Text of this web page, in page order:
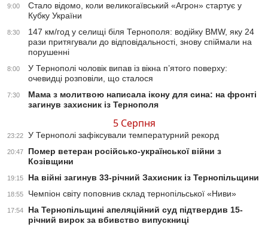
9:00
Стало відомо, коли великогаївський «Агрон» стартує у
Кубку України
8:30
147 км/год у селищі біля Тернополя: водійку BMW, яку 24
рази притягували до відповідальності, знову спіймали на
порушенні
8:00
У Тернополі чоловік випав із вікна п’ятого поверху:
очевидці розповіли, що сталося
7:30
Мама з молитвою написала ікону для сина: на фронті
загинув захисник із Тернополя
5 Серпня
23:22 У Тернополі зафіксували температурний рекорд
20:47
Помер ветеран російсько-української війни з
Козівщини
19:15 На війні загинув 33-річний Захисник із Тернопільщини
18:55 Чемпіон світу поповнив склад тернопільської «Ниви»
17:54
На Тернопільщині апеляційний суд підтвердив 15-
річний вирок за вбивство випускниці